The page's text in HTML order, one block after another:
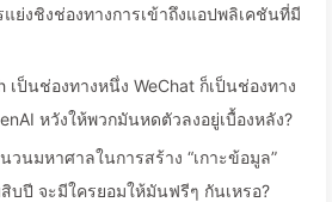
แย่งชิงช่องทางการเข้าถึงแอปพลิเคชันที่มี
เป็นช่องทางหนึ่ง WeChat ก็เป็นช่องทาง
หวังให้พวกมันหดตัวลงอยู่เบื้องหลัง?
วนมหาศาลในการสร้าง “เกาะข้อมูล”
บปี จะมีใครยอมให้มันฟรีๆ กันเหรอ?